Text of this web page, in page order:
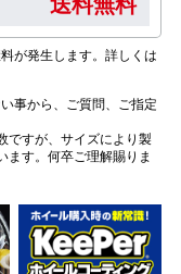
が発生します。詳しくは
事から、ご質問、ご指定
ですが、サイズにより製
ます。何卒ご理解賜りま